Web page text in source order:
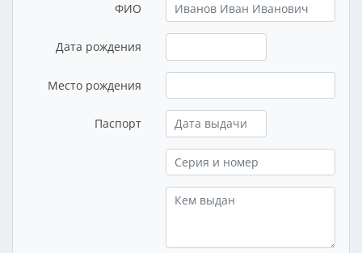
ФИО
Дата рождения
Место рождения
Паспорт